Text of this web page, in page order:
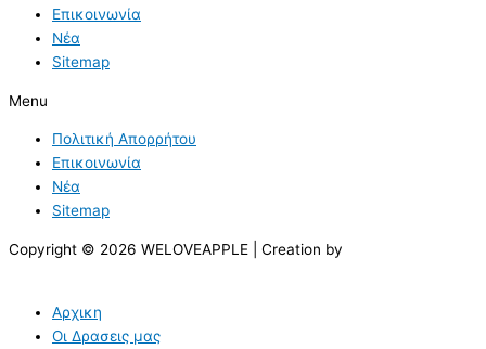
Επικοινωνία
Νέα
Sitemap
Menu
Πολιτική Απορρήτου
Επικοινωνία
Νέα
Sitemap
Copyright © 2026 WELOVEAPPLE | Creation by
Αρχικη
Οι Δρασεις μας